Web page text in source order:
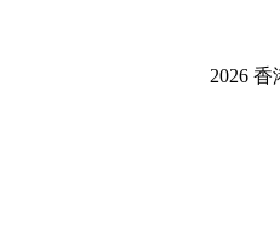
2026